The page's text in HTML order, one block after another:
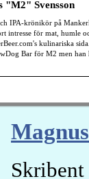
"M2" Svensson
IPA-krönikör på
intresse för mat, humle
kulinariska
Bar för M2 men han